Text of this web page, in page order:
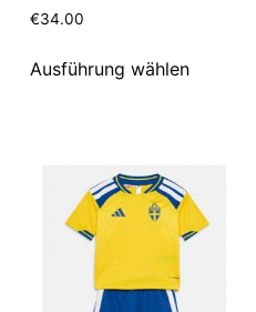
€34.00
Ausführung wählen